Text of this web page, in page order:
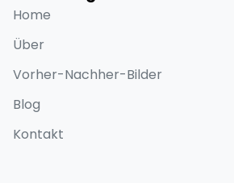
Home
Über
Vorher-Nachher-Bilder
Blog
Kontakt